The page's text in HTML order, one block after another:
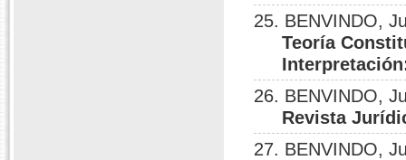
25. BENVINDO,
Teoría
26. BENVINDO,
Revista
27. BENVINDO,